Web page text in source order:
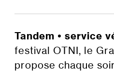
Tandem • service
festival OTNI, le
propose chaque